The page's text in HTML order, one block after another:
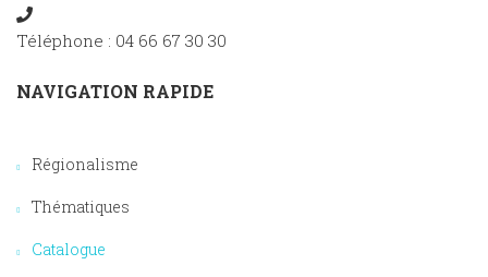
Téléphone : 04 66 67 30 30
NAVIGATION RAPIDE
Régionalisme
Thématiques
Catalogue